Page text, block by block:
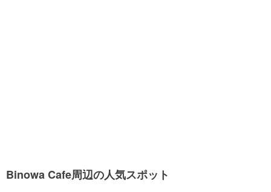
Binowa Cafe周辺の人気スポット